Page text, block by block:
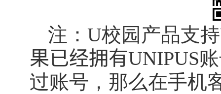
注：U校园产品支持
果已经拥有UNIPUS
过账号，那么在手机